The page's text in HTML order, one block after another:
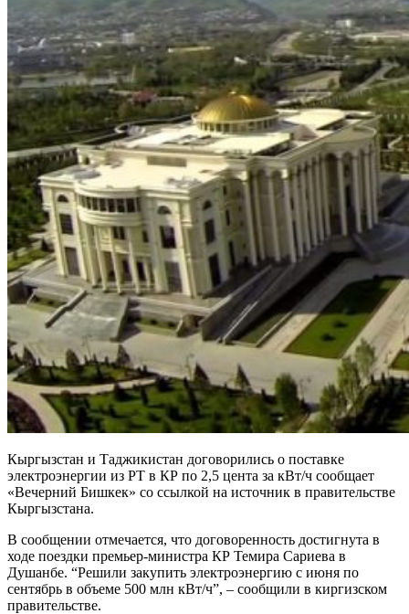
Кыргызстан и Таджикистан договорились о поставке
электроэнергии из РТ в КР по 2,5 цента за кВт/ч сообщает
«Вечерний Бишкек» со ссылкой на источник в правительстве
Кыргызстана.
В сообщении отмечается, что договоренность достигнута в
ходе поездки премьер-министра КР Темира Сариева в
Душанбе. “Решили закупить электроэнергию с июня по
сентябрь в объеме 500 млн кВт/ч”, – сообщили в киргизском
правительстве.